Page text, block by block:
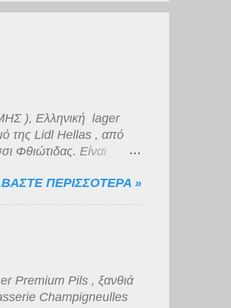
), Ελληνική lager
της Lidl Hellas , από
Φθιώτιδας. Είναι
της, βυνώδης,
ΠΕΡΙΣΣΟΤΕΡΑ »
Premium Pils , ξανθιά
Champigneulles